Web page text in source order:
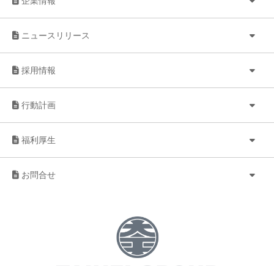
ニュースリリース
採用情報
行動計画
福利厚生
お問合せ